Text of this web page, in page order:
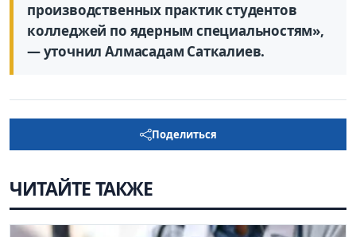
производственных практик студентов
колледжей по ядерным специальностям»,
— уточнил Алмасадам Саткалиев.
Поделиться
ЧИТАЙТЕ ТАКЖЕ